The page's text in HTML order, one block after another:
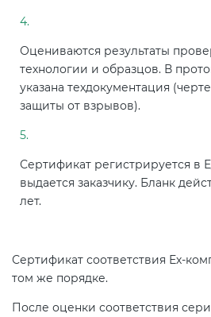
Оцениваются результаты
технологии и образцов. В
указана техдокументация
защиты от взрывов).
Сертификат регистрируется в
выдается заказчику. Бланк
лет.
Сертификат соответствия Ех-
том же порядке.
После оценки соответствия